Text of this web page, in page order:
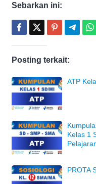
Sebarkan ini:
Posting terkait:
ATP
Kelas 1
PROTA